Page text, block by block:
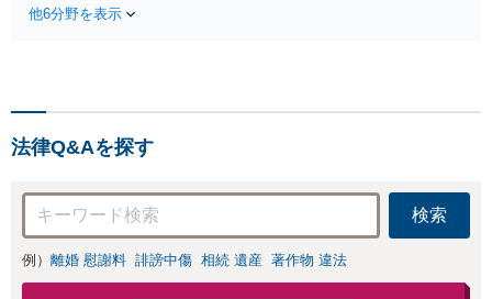
ぞお電話ください。
他6分野を表示
法律Q&Aを探す
検索
例） 離婚 慰謝料 誹謗中傷 相続 遺産 著作物 違法